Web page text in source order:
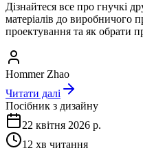
Дізнайтеся все про гнучкі
матеріалів до виробничого
проектування та як обрати
Hommer Zhao
Читати далі
Посібник з дизайну
22 квітня 2026 р.
12 хв читання